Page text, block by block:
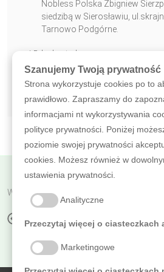
Nobless Polska Zbigniew
siedzibą w Sierosławiu,
Tarnowo Podgórne.
* Pole obowiązkowe
WYŚLIJ WIADOMOŚĆ
Wróć do poprzedniej
PAD ZIELONY
Szanujemy Twoją prywatność
Strona wykorzystuje cookies po to
prawidłowo. Zapraszamy do
informacjami nt wykorzystywania
polityce prywatności. Poniżej
poziomie swojej prywatności
cookies. Możesz również w
ustawienia prywatności.
Analityczne
Przeczytaj więcej o ciasteczkach
Marketingowe